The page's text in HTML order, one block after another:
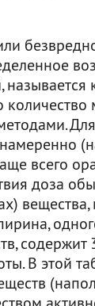
всего
доза
вещества,
содержит
В этой